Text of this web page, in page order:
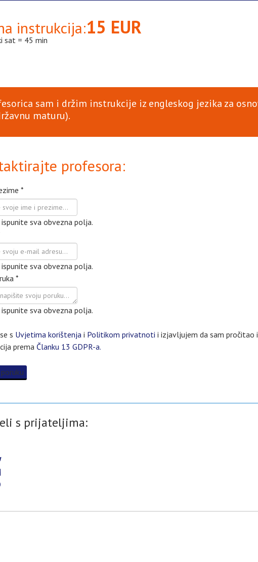
instrukcija:15 EUR
sat = 45 min
sam i držim instrukcije iz engleskog jezika za
maturu).
profesora:
*
sva obvezna polja.
sva obvezna polja.
*
sva obvezna polja.
s Uvjetima korištenja i Politikom privatnoti i izjavljujem da sam pročitao
prema Članku 13 GDPR-a.
s prijateljima: